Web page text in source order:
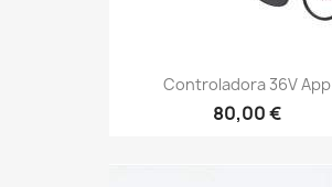
Controladora 36V App
80,00 €